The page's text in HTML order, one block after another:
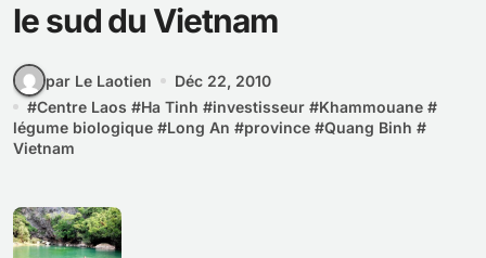
le sud du Vietnam
par Le Laotien
Déc 22, 2010
#Centre Laos #Ha Tinh #investisseur #Khammouane #
légume biologique #Long An #province #Quang Binh #
Vietnam